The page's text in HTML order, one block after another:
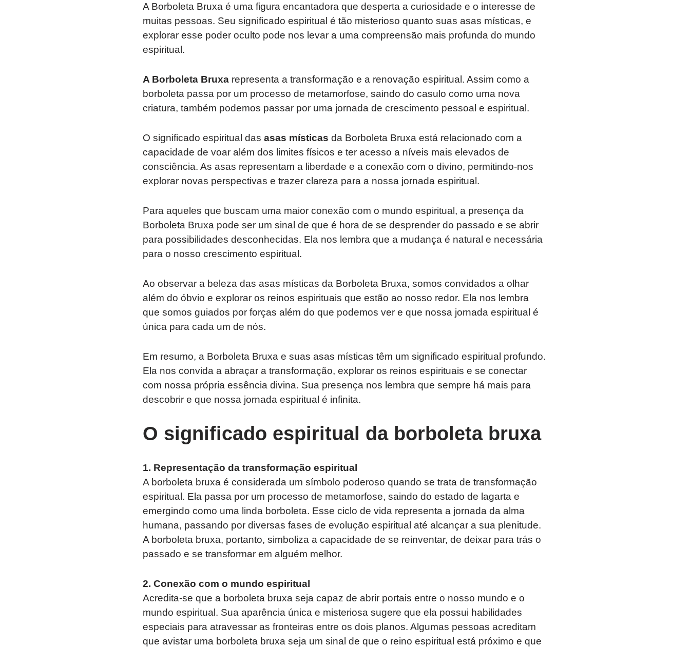
A Borboleta Bruxa é uma figura encantadora que desperta a curiosidade e o interesse de
muitas pessoas. Seu significado espiritual é tão misterioso quanto suas asas místicas, e
explorar esse poder oculto pode nos levar a uma compreensão mais profunda do mundo
espiritual.
A Borboleta Bruxarepresenta a transformação e a renovação espiritual. Assim como a
borboleta passa por um processo de metamorfose, saindo do casulo como uma nova
criatura, também podemos passar por uma jornada de crescimento pessoal e espiritual.
O significado espiritual das asas místicas da Borboleta Bruxa está relacionado com a
capacidade de voar além dos limites físicos e ter acesso a níveis mais elevados de
consciência. As asas representam a liberdade e a conexão com o divino, permitindo-nos
explorar novas perspectivas e trazer clareza para a nossa jornada espiritual.
Para aqueles que buscam uma maior conexão com o mundo espiritual, a presença da
Borboleta Bruxa pode ser um sinal de que é hora de se desprender do passado e se abrir
para possibilidades desconhecidas. Ela nos lembra que a mudança é natural e necessária
para o nosso crescimento espiritual.
Ao observar a beleza das asas místicas da Borboleta Bruxa, somos convidados a olhar
além do óbvio e explorar os reinos espirituais que estão ao nosso redor. Ela nos lembra
que somos guiados por forças além do que podemos ver e que nossa jornada espiritual é
única para cada um de nós.
Em resumo, a Borboleta Bruxa e suas asas místicas têm um significado espiritual profundo.
Ela nos convida a abraçar a transformação, explorar os reinos espirituais e se conectar
com nossa própria essência divina. Sua presença nos lembra que sempre há mais para
descobrir e que nossa jornada espiritual é infinita.
O significado espiritual da borboleta bruxa
1. Representação da transformação espiritual
A borboleta bruxa é considerada um símbolo poderoso quando se trata de transformação
espiritual. Ela passa por um processo de metamorfose, saindo do estado de lagarta e
emergindo como uma linda borboleta. Esse ciclo de vida representa a jornada da alma
humana, passando por diversas fases de evolução espiritual até alcançar a sua plenitude.
A borboleta bruxa, portanto, simboliza a capacidade de se reinventar, de deixar para trás o
passado e se transformar em alguém melhor.
2. Conexão com o mundo espiritual
Acredita-se que a borboleta bruxa seja capaz de abrir portais entre o nosso mundo e o
mundo espiritual. Sua aparência única e misteriosa sugere que ela possui habilidades
especiais para atravessar as fronteiras entre os dois planos. Algumas pessoas acreditam
que avistar uma borboleta bruxa seja um sinal de que o reino espiritual está próximo e que